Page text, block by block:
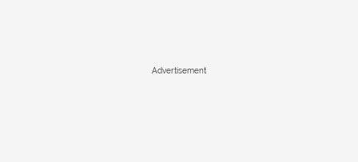
Advertisement